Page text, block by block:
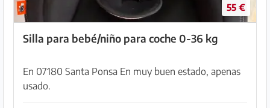
55 €
Silla para bebé/niño para coche 0-36 kg
En 07180 Santa Ponsa En muy buen estado, apenas
usado.